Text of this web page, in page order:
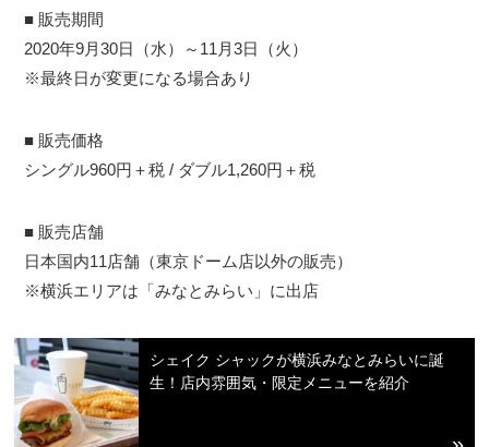
■ 販売期間
2020年9月30日（水）～11月3日（火）
※最終日が変更になる場合あり
■ 販売価格
シングル960円＋税 / ダブル1,260円＋税
■ 販売店舗
日本国内11店舗（東京ドーム店以外の販売）
※横浜エリアは「みなとみらい」に出店
シェイク シャックが横浜みなとみらいに誕
生！店内雰囲気・限定メニューを紹介